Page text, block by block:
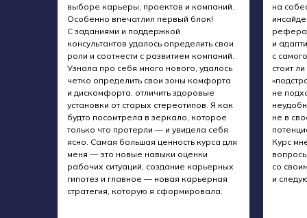
выборе карьеры, проектов и компаний.
Особенно впечатлил первый блок!
С заданиями и поддержкой
консультантов удалось определить свои
роли и соотнести с развитием компаний.
Узнала про себя много нового, удалось
четко определить свои зоны комфорта
и дискомфорта, отличить здоровые
установки от старых стереотипов. Я как
будто посомтрела в зеркало, которое
только что протерли — и увидела себя
ясно. Самая большая ценность курса для
меня — это новые навыки оценки
рабочих ситуаций, создание карьерных
гипотез и главное — новая карьерная
стратегия, которую я сформировала.
на
и
с
стоит
не
не в
Курс
со
и